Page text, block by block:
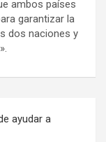
ambos países
garantizar la
dos naciones y
ayudar a